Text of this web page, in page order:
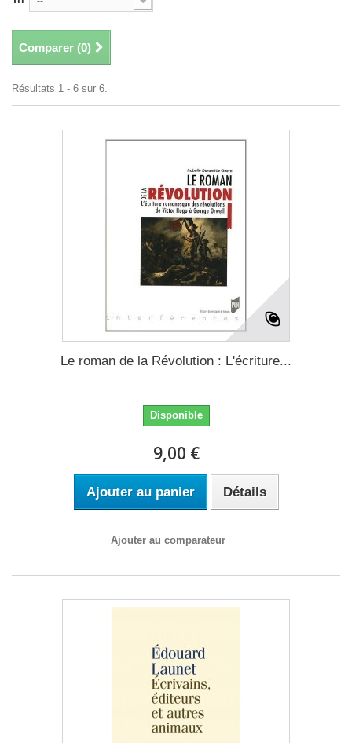
Comparer (0)
Résultats 1 - 6 sur 6.
Le roman de la Révolution : L'écriture...
Disponible
9,00 €
Ajouter au panier Détails
Ajouter au comparateur